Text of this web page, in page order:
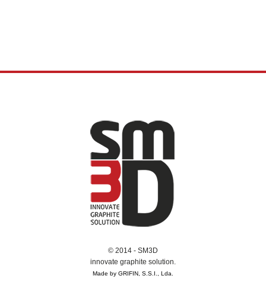
© 2014 - SM3D
innovate graphite solution.
Made by GRIFIN, S.S.I., Lda.